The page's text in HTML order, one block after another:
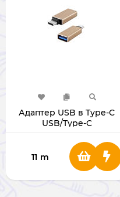
Адаптер USB в Type-C
USB/Type-C
11 m